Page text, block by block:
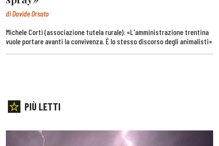
di Davide Orsato
Michele Corti (associazione tutela rurale): «L'amministrazione trentina
vuole portare avanti la convivenza. È lo stesso discorso degli animalisti»
PIÙ LETTI